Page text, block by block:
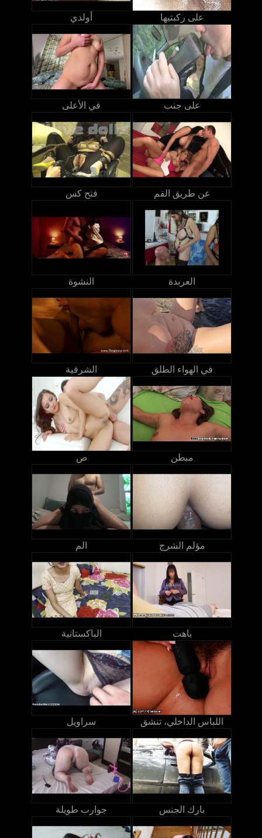
أولدي على ركبتيها
في الأعلى على جنب
فتح كس عن طريق الفم
النشوة العربدة
الشرقية في الهواء الطلق
ص مبطن
الم مؤلم الشرج
الباكستانية باهت
سراويل اللباس الداخلي، تنشق
جوارب طويلة بارك الجنس